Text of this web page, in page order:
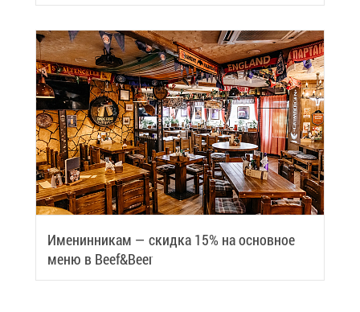
Име­нин­ни­кам — скид­ка 15% на ос­нов­ное
ме­ню в Beef&Beer